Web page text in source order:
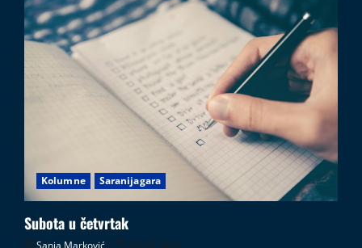
Kolumne Saranijagara
Subota u četvrtak
Sanja Marković 09.08.2026